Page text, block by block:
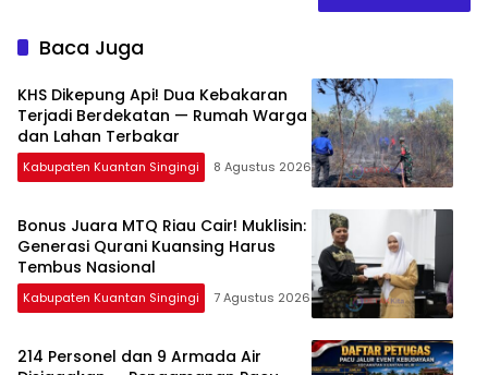
Baca Juga
KHS Dikepung Api! Dua Kebakaran
Terjadi Berdekatan — Rumah Warga
dan Lahan Terbakar
Kabupaten Kuantan Singingi 8 Agustus 2026
Bonus Juara MTQ Riau Cair! Muklisin:
Generasi Qurani Kuansing Harus
Tembus Nasional
Kabupaten Kuantan Singingi 7 Agustus 2026
214 Personel dan 9 Armada Air